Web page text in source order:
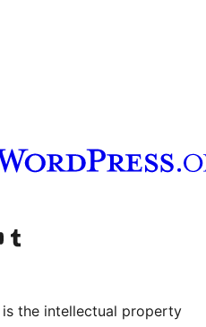
besuchen
YouTube-Kanal besuchen
Unser Tumblr-Konto besuchen
the intellectual property